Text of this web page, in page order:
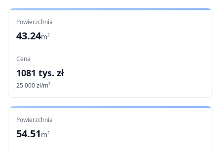
Powierzchnia
43.24m²
Cena
1081 tys. zł
25 000zł/m²
Powierzchnia
54.51m²